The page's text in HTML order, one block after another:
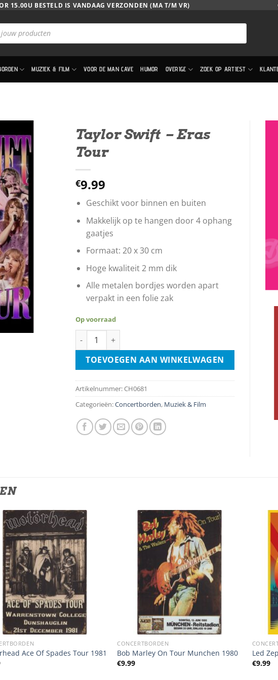
15.00U BESTELD IS VANDAAG VERZONDEN (MA T/M VR)
MUZIEK & FILM VOOR DE MAN CAVE HUMOR OVERIGE ZOEK OP ARTIEST
Taylor Swift – Eras
Tour
€9.99
Geschikt voor binnen en buiten
Makkelijk op te hangen door 4 ophang
gaatjes
Formaat: 20 x 30 cm
Hoge kwaliteit 2 mm dik
Alle metalen bordjes worden apart
verpakt in een folie zak
Op voorraad
Taylor Swift - Eras Tour aantal
TOEVOEGEN AAN WINKELWAGEN
Artikelnummer:CH0681
Categorieën:Concertborden, Muziek & Film
Ace Of Spades Tour 1981
CONCERTBORDEN
Bob Marley On Tour Munchen 1980
€9.99
Led
€9.99